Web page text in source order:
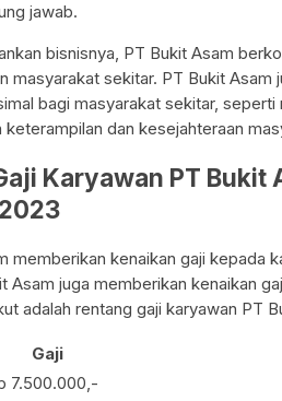
jawab.
bisnisnya, PT Bukit Asam
masyarakat sekitar. PT Bukit Asam
bagi masyarakat sekitar,
keterampilan dan kesejahteraan
Karyawan PT Bukit
memberikan kenaikan gaji kepada
Asam juga memberikan kenaikan
adalah rentang gaji karyawan PT
Gaji
7.500.000,-